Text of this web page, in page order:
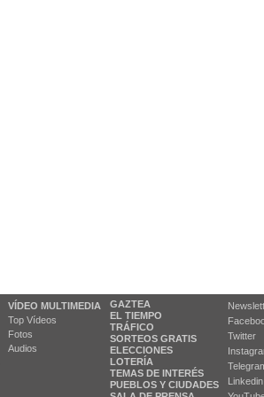
VÍDEO MULTIMEDIA
Top Vídeos
Fotos
Audios
GAZTEA
EL TIEMPO
TRÁFICO
SORTEOS GRATIS
ELECCIONES
LOTERÍA
TEMAS DE INTERÉS
PUEBLOS Y CIUDADES
Twitter
Linkedin